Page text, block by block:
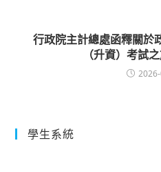
行政院主計總處函釋關於
（升資）考試
學生系統